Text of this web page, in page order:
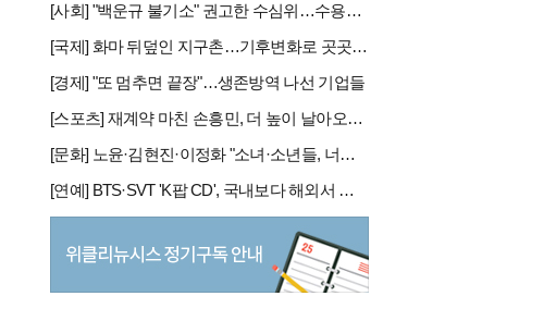
[사회] "백운규 불기소" 권고한 수심위…수용땐 줄소송 피할듯
[국제] 화마 뒤덮인 지구촌…기후변화로 곳곳 대형 화재
[경제] "또 멈추면 끝장"…생존방역 나선 기업들
[스포츠] 재계약 마친 손흥민, 더 높이 날아오를까
[문화] 노윤·김현진·이정화 "소녀·소년들, 너희는 혼자가 아니야"
[연예] BTS·SVT 'K팝 CD', 국내보다 해외서 더 팔린다 왜?